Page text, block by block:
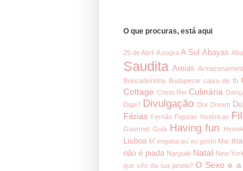
O que procuras, está aqui
25 de Abril A sogra A Sul Abayas
Saudita Areias
Brincadeirinha Budapeste caixa de fb
Cottage Cristo Rei Culinária
Diga? Divulgação Dor Dream
Férias Fernão Figuras históricas
Gourmet Gula Having fun
Lisboa M´engana qu´eu gosto Mar
não é piada Narguilé Natal New York
que vês da tua janela? O Sexo e a